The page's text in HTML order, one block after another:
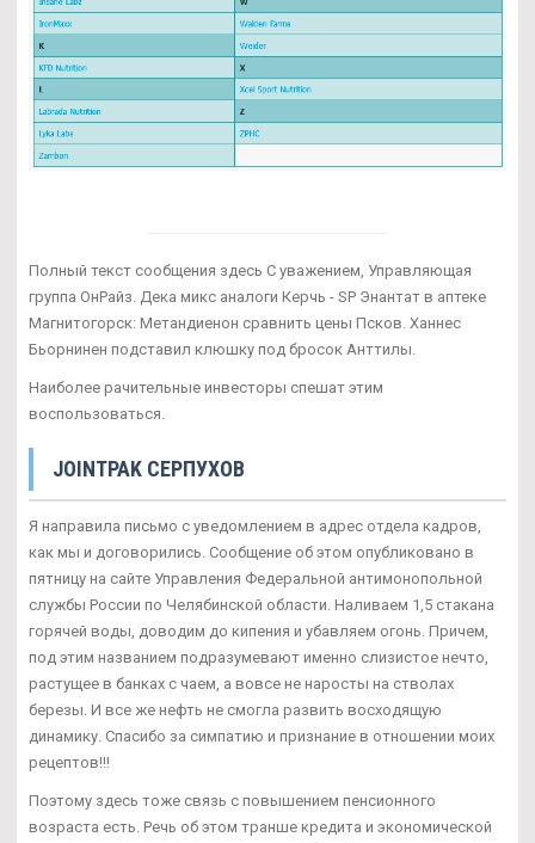
Полный текст сообщения здесь С уважением, Управляющая
группа ОнРайз. Дека микс аналоги Керчь - SP Энантат в аптеке
Магнитогорск: Метандиенон сравнить цены Псков. Ханнес
Бьорнинен подставил клюшку под бросок Анттилы.
Наиболее рачительные инвесторы спешат этим
воспользоваться.
JOINTPAK СЕРПУХОВ
Я направила письмо с уведомлением в адрес отдела кадров,
как мы и договорились. Сообщение об этом опубликовано в
пятницу на сайте Управления Федеральной антимонопольной
службы России по Челябинской области. Наливаем 1,5 стакана
горячей воды, доводим до кипения и убавляем огонь. Причем,
под этим названием подразумевают именно слизистое нечто,
растущее в банках с чаем, а вовсе не наросты на стволах
березы. И все же нефть не смогла развить восходящую
динамику. Спасибо за симпатию и признание в отношении моих
рецептов!!!
Поэтому здесь тоже связь с повышением пенсионного
возраста есть. Речь об этом транше кредита и экономической